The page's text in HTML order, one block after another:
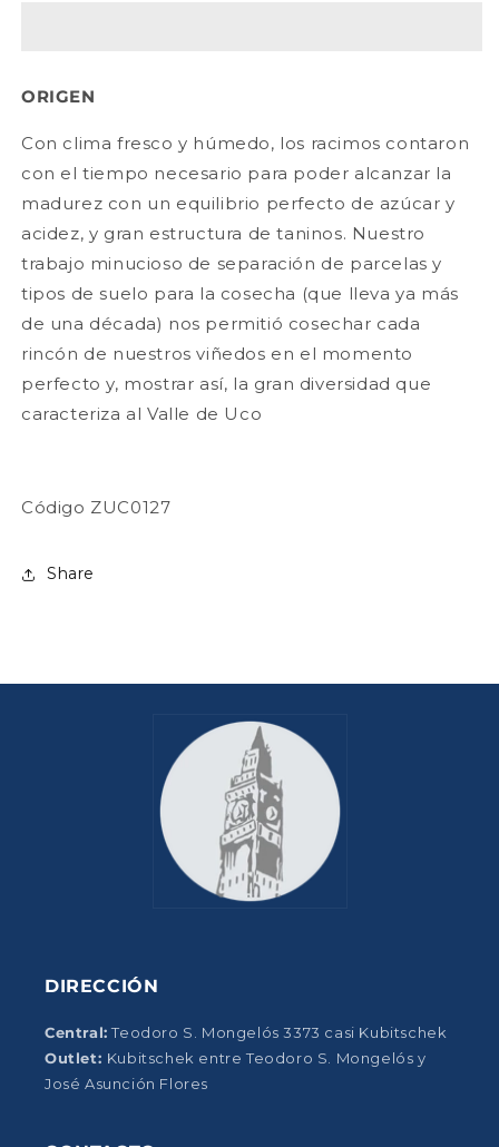
ORIGEN
Con clima fresco y húmedo, los racimos contaron
con el tiempo necesario para poder alcanzar la
madurez con un equilibrio perfecto de azúcar y
acidez, y gran estructura de taninos. Nuestro
trabajo minucioso de separación de parcelas y
tipos de suelo para la cosecha (que lleva ya más
de una década) nos permitió cosechar cada
rincón de nuestros viñedos en el momento
perfecto y, mostrar así, la gran diversidad que
caracteriza al Valle de Uco
Código ZUC0127
Share
DIRECCIÓN
Central: Teodoro S. Mongelós 3373 casi Kubitschek
Outlet: Kubitschek entre Teodoro S. Mongelós y
José Asunción Flores